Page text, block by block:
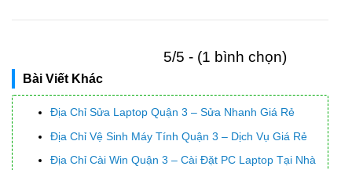
5/5 - (1 bình chọn)
Bài Viết Khác
Địa Chỉ Sửa Laptop Quận 3 – Sửa Nhanh Giá Rẻ
Địa Chỉ Vệ Sinh Máy Tính Quận 3 – Dịch Vụ Giá Rẻ
Địa Chỉ Cài Win Quận 3 – Cài Đặt PC Laptop Tại Nhà